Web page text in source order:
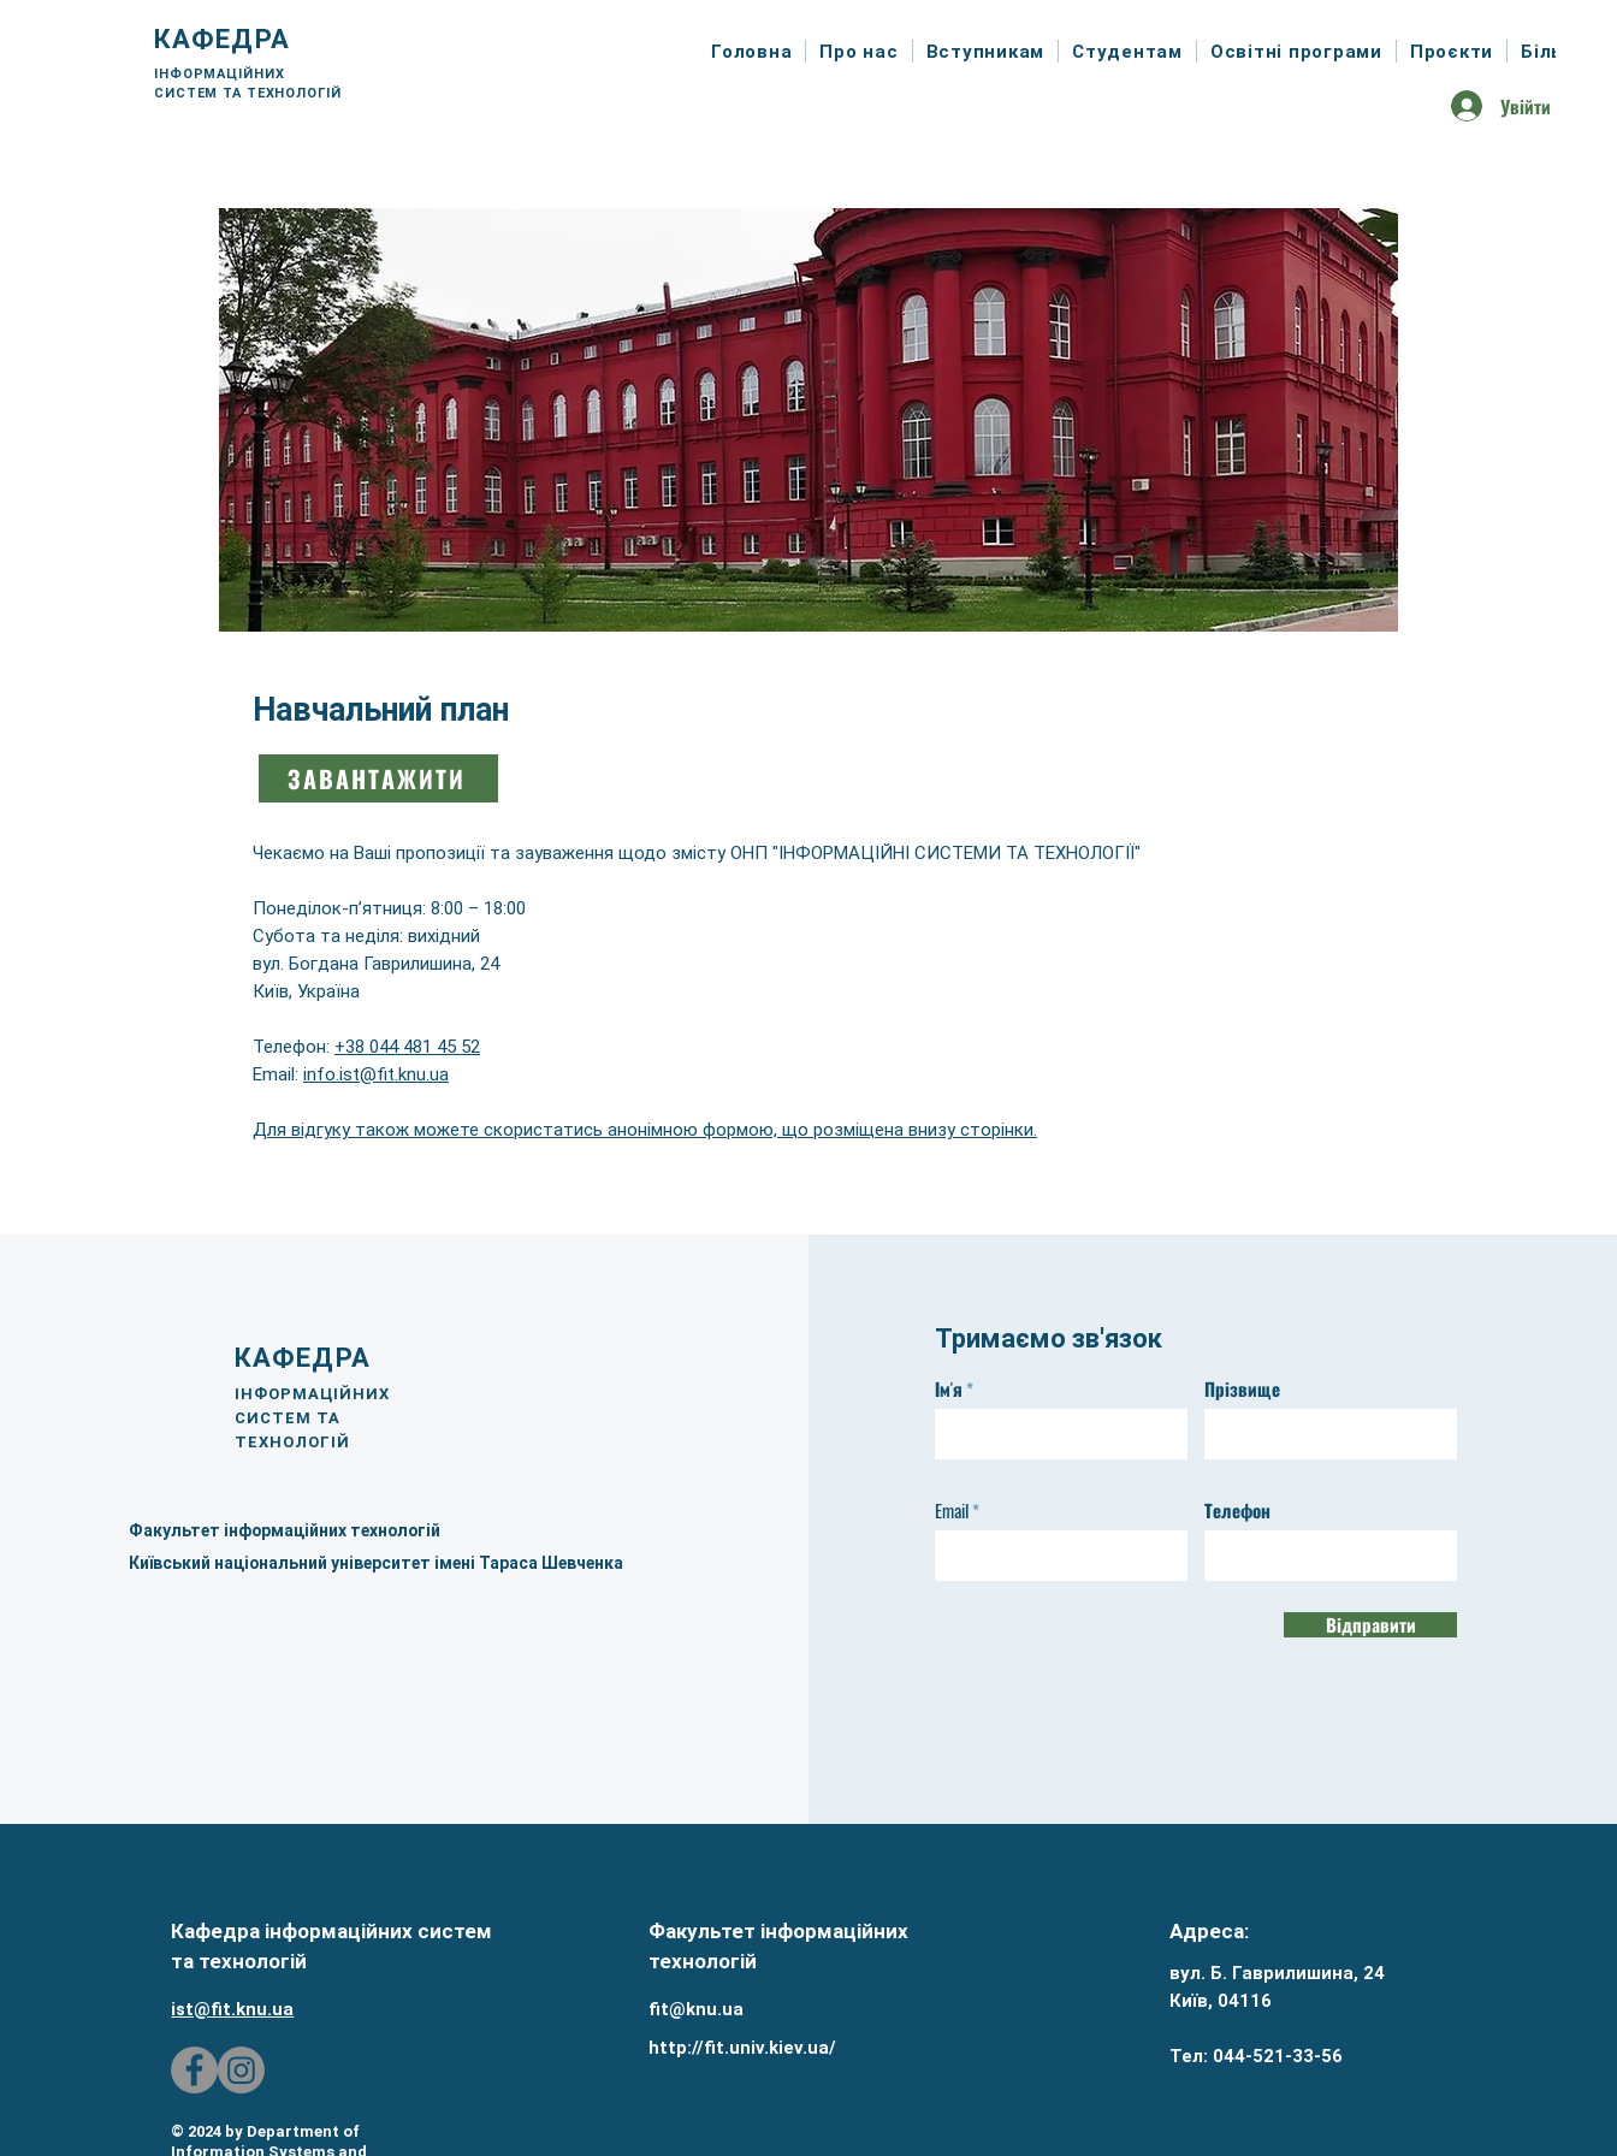
КАФЕДРА
ІНФОРМАЦІЙНИХ
СИСТЕМ ТА ТЕХНОЛОГІЙ
Головна Про нас Вступникам Студентам Освітні програми Проєкти Більше
Увійти
Навчальний план
ЗАВАНТАЖИТИ
Чекаємо на Ваші пропозиції та зауваження щодо змісту ОНП "ІНФОРМАЦІЙНІ СИСТЕМИ ТА ТЕХНОЛОГІЇ"
Понеділок-п’ятниця: 8:00 – 18:00
Субота та неділя: вихідний
вул. Богдана Гаврилишина, 24
Київ, Україна
Телефон: +38 044 481 45 52
Email: info.ist@fit.knu.ua
Для відгуку також можете скористатись анонімною формою, що розміщена внизу сторінки.
КАФЕДРА
ІНФОРМАЦІЙНИХ
СИСТЕМ ТА
ТЕХНОЛОГІЙ
Факультет інформаційних технологій
Київський національний університет імені Тараса Шевченка
Тримаємо зв'язок
Ім'я Прізвище
Email Телефон
Відправити
Кафедра інформаційних систем
та технологій
ist@fit.knu.ua
© 2024 by Department of
Information Systems and
Факультет інформаційних
технологій
fit@knu.ua
http://fit.univ.kiev.ua/
Адреса:
вул. Б. Гаврилишина, 24
Київ, 04116
Тел: 044-521-33-56